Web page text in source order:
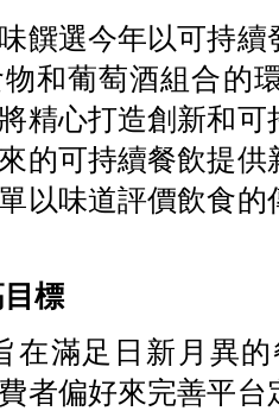
饌選今年以可持
和葡萄酒組合的
精心打造創新和
的可持續餐飲提
以味道評價飲食
標
在滿足日新月異
者偏好來完善平